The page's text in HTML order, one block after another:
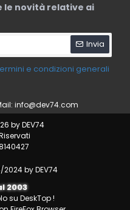
le novità relative ai
Invia
e condizioni generali
info@dev74.com
by DEV74
by DEV74
2003
su DeskTop !